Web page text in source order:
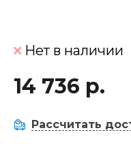
Нет в наличии
14 736 р.
Рассчитать